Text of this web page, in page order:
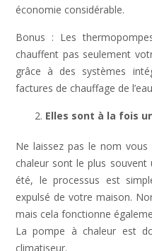
économie considérable.
Bonus : Les
chauffent pas seulement
grâce à des systèmes
factures de chauffage de
Elles sont à la fois
Ne laissez pas le nom
chaleur sont le plus souvent
été, le processus est
expulsé de votre maison.
mais cela fonctionne
La pompe à chaleur est
climatiseur.